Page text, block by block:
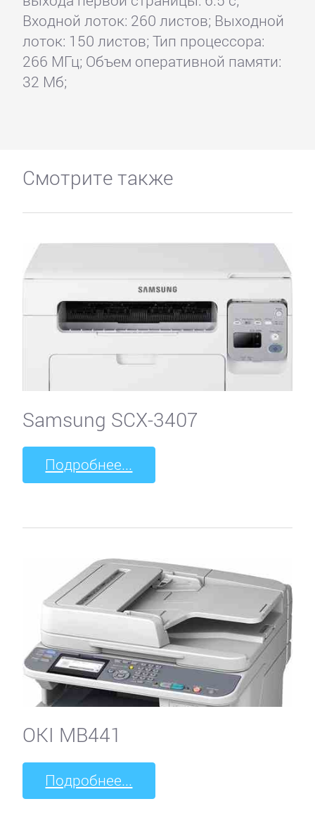
Входной лоток: 260 листов; Выходной
лоток: 150 листов; Тип процессора:
266 МГц; Объем оперативной памяти:
32 Мб;
Смотрите также
Samsung SCX-3407
Подробнее...
OKI MB441
Подробнее...